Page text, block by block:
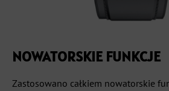
NOWATORSKIE FUNKCJE
Zastosowano całkiem nowatorskie